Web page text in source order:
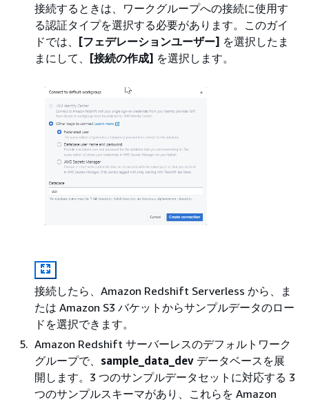
接続するときは、ワークグループへの接続に使用す
る認証タイプを選択する必要があります。このガイ
ドでは、
[フェデレーションユーザー] を選択したま
まにして、
[接続の作成] を選択します。
接続したら、Amazon Redshift Serverless から、ま
たは Amazon S3 バケットからサンプルデータのロー
ドを選択できます。
Amazon Redshift サーバーレスのデフォルトワーク
グループで、 sample_data_dev データベースを展
開します。3 つのサンプルデータセットに対応する 3
つのサンプルスキーマがあり、これらを Amazon